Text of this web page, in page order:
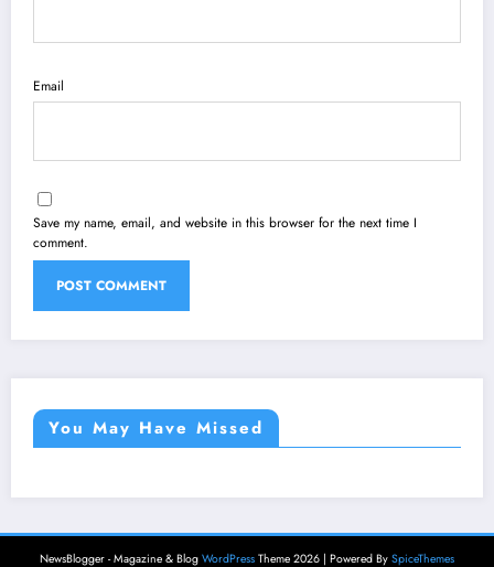
Email
Save my name, email, and website in this browser for the next time I
comment.
You May Have Missed
NewsBlogger - Magazine & Blog WordPress Theme 2026 | Powered By SpiceThemes